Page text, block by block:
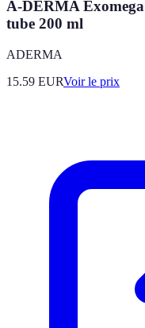
A-DERMA
tube 200 ml
ADERMA
15.59 EURVoir le prix